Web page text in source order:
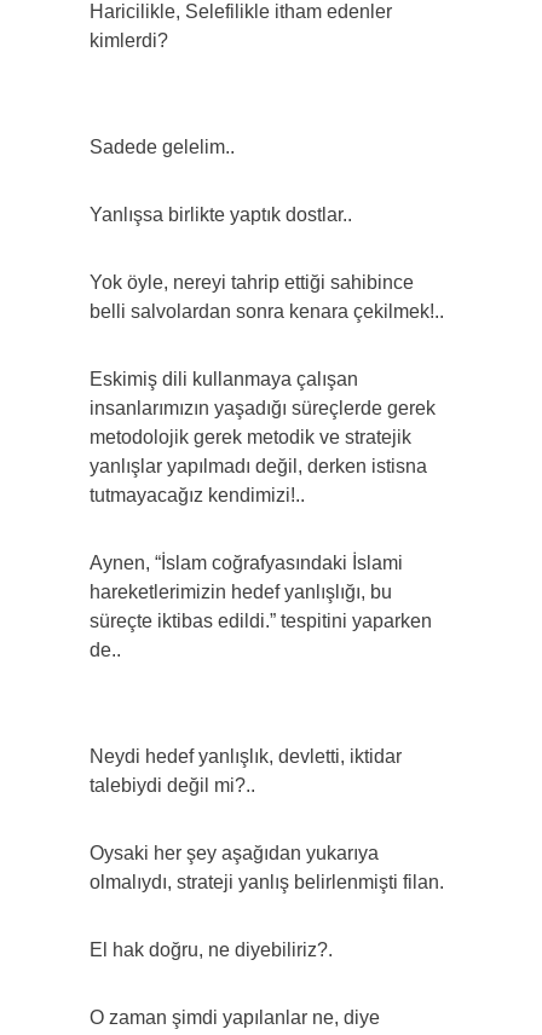
Haricilikle, Selefilikle itham edenler
kimlerdi?
Sadede gelelim..
Yanlışsa birlikte yaptık dostlar..
Yok öyle, nereyi tahrip ettiği sahibince
belli salvolardan sonra kenara çekilmek!..
Eskimiş dili kullanmaya çalışan
insanlarımızın yaşadığı süreçlerde gerek
metodolojik gerek metodik ve stratejik
yanlışlar yapılmadı değil, derken istisna
tutmayacağız kendimizi!..
Aynen, “İslam coğrafyasındaki İslami
hareketlerimizin hedef yanlışlığı, bu
süreçte iktibas edildi.” tespitini yaparken
de..
Neydi hedef yanlışlık, devletti, iktidar
talebiydi değil mi?..
Oysaki her şey aşağıdan yukarıya
olmalıydı, strateji yanlış belirlenmişti filan.
El hak doğru, ne diyebiliriz?.
O zaman şimdi yapılanlar ne, diye